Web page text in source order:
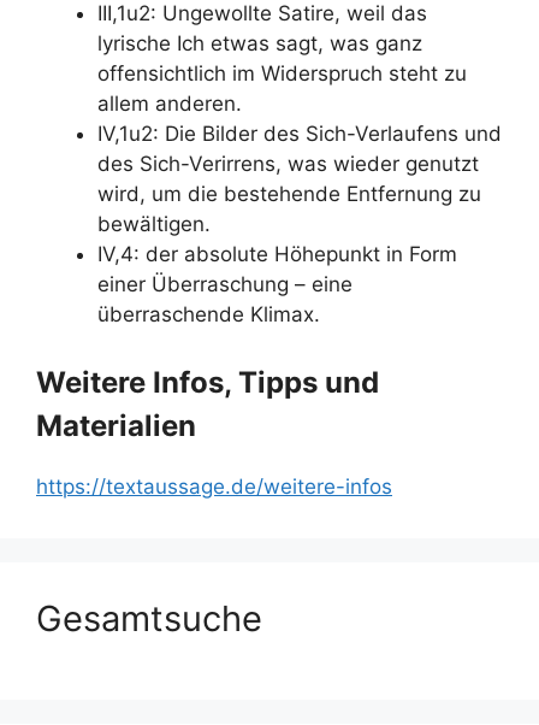
III,1u2: Ungewollte Satire, weil das
lyrische Ich etwas sagt, was ganz
offensichtlich im Widerspruch steht zu
allem anderen.
IV,1u2: Die Bilder des Sich-Verlaufens und
des Sich-Verirrens, was wieder genutzt
wird, um die bestehende Entfernung zu
bewältigen.
IV,4: der absolute Höhepunkt in Form
einer Überraschung – eine
überraschende Klimax.
Weitere Infos, Tipps und
Materialien
https://textaussage.de/weitere-infos
Gesamtsuche